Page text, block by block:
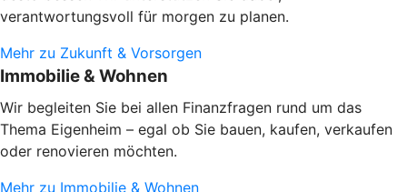
verantwortungsvoll für morgen zu planen.
Mehr zu Zukunft & Vorsorgen
Immobilie & Wohnen
Wir begleiten Sie bei allen Finanzfragen rund um das
Thema Eigenheim – egal ob Sie bauen, kaufen, verkaufen
oder renovieren möchten.
Mehr zu Immobilie & Wohnen